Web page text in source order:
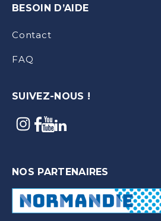
BESOIN D’AIDE
Contact
FAQ
SUIVEZ-NOUS !
NOS PARTENAIRES